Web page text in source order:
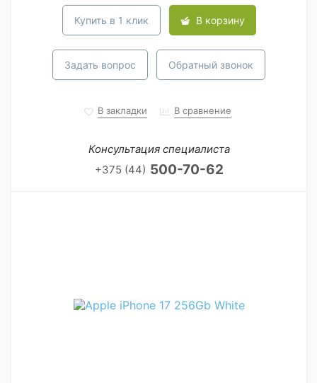
Купить в 1 клик В корзину
Задать вопрос Обратный звонок
В закладки В сравнение
Консультация специалиста
+375 (44) 500-70-62